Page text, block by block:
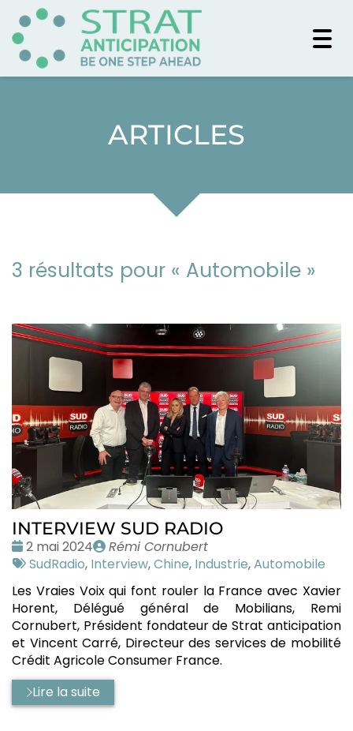
ARTICLES
3 résultats pour « Automobile »
INTERVIEW SUD RADIO
Date
:
2 mai 2024
Publié
par
Rémi Cornubert
Tags
SudRadio, Interview,Chine, Industrie,Automobile
Les Vraies Voix qui font rouler la France avec Xavier
Horent, Délégué général de Mobilians, Remi
Cornubert, Président fondateur de Strat anticipation
et Vincent Carré, Directeur des services de mobilité
Crédit Agricole Consumer France.
Lire la suite